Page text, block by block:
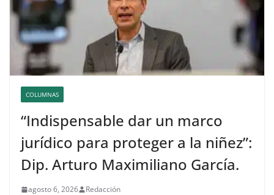
COLUMNAS
“Indispensable dar un marco
jurídico para proteger a la niñez”:
Dip. Arturo Maximiliano García.
agosto 6, 2026 Redacción